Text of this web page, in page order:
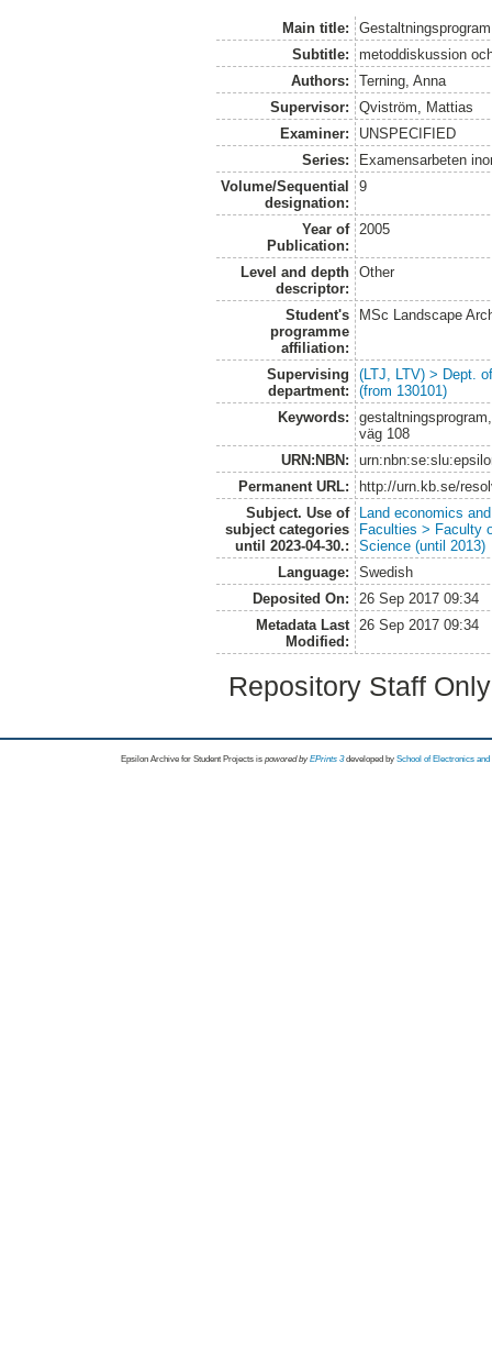
Main title:
Subtitle:
metoddiskussion
Authors:
Terning, Anna
Supervisor:
Qviström, Mattias
Examiner:
UNSPECIFIED
Series:
Examensarbeten
Volume/Sequential
designation:
9
Year of
Publication:
2005
Level and depth
descriptor:
Other
Student's
programme
affiliation:
MSc Landscape
Supervising
department:
(LTJ, LTV) > Dept.
(from 130101)
Keywords:
väg 108
URN:NBN:
Permanent URL:
http://urn.kb.se/
Subject. Use of
subject categories
until 2023-04-30.:
Land economics
Faculties > Faculty
Science (until 2013)
Language:
Swedish
Deposited On:
26 Sep 2017 09:34
Metadata Last
Modified:
26 Sep 2017 09:34
Repository Staff
Epsilon Archive for Student Projects is powored byEPrints 3 developed by School of Electronics